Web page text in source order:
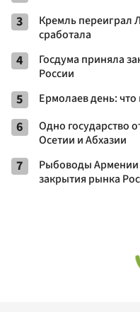
3
Кремль переиграл
сработала
4
Госдума приняла
России
5 Ермолаев день: что
6
Одно государство
Осетии и Абхазии
7
Рыбоводы Армении
закрытия рынка